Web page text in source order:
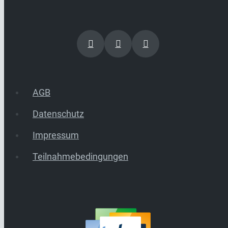
AGB
Datenschutz
Impressum
Teilnahmebedingungen